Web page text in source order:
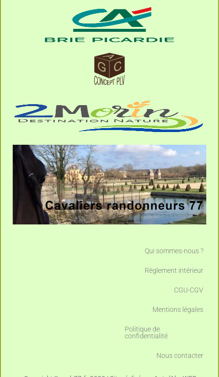
Qui sommes-nous ?
Règlement intérieur
CGU-CGV
Mentions légales
Politique de
confidentialité
Nous contacter